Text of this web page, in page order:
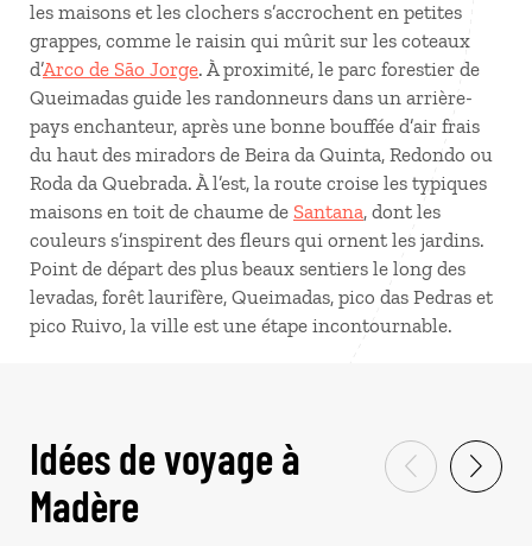
les maisons et les clochers s’accrochent en petites
grappes, comme le raisin qui mûrit sur les coteaux
d’Arco de São Jorge. À proximité, le parc forestier de
Queimadas guide les randonneurs dans un arrière-
pays enchanteur, après une bonne bouffée d’air frais
du haut des miradors de Beira da Quinta, Redondo ou
Roda da Quebrada. À l’est, la route croise les typiques
maisons en toit de chaume de Santana, dont les
couleurs s’inspirent des fleurs qui ornent les jardins.
Point de départ des plus beaux sentiers le long des
levadas, forêt laurifère, Queimadas, pico das Pedras et
pico Ruivo, la ville est une étape incontournable.
Idées de voyage à
Madère